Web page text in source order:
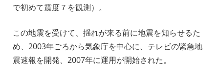
で初めて震度７を観測）。
この地震を受けて、揺れが来る前に地震を知らせるた
め、2003年ごろから気象庁を中心に、テレビの緊急地
震速報を開発、2007年に運用が開始された。